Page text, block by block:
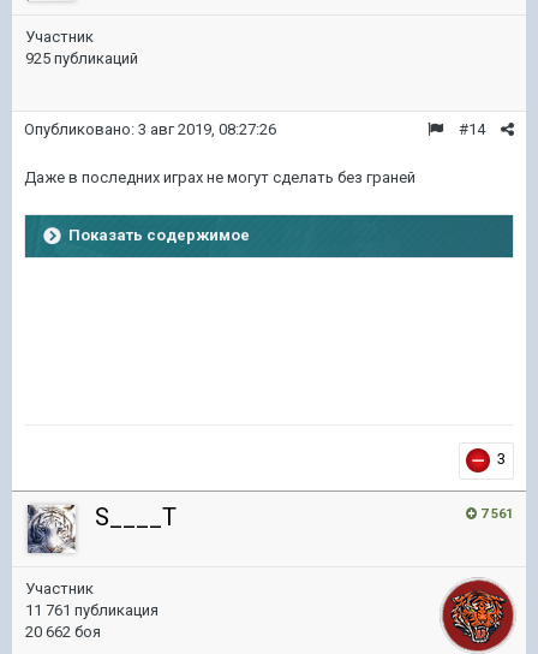
Участник
925 публикаций
#14
Опубликовано: 3 авг 2019, 08:27:26
Даже в последних играх не могут сделать без граней
Показать содержимое
3
7 561
S____T
Участник
11 761 публикация
20 662 боя